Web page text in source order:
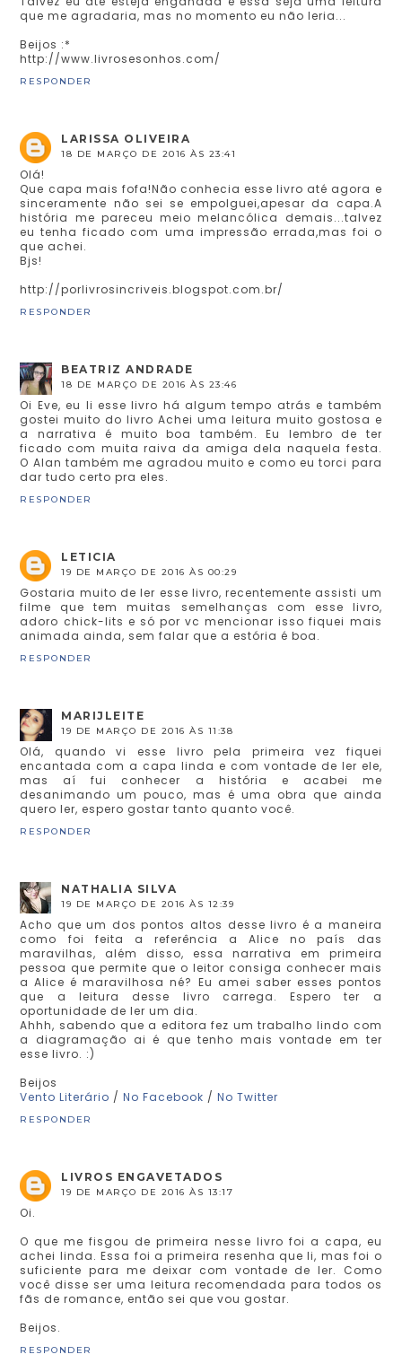
que me agradaria, mas no momento eu não leria...
Beijos :*
http://www.livrosesonhos.com/
RESPONDER
LARISSA OLIVEIRA
18 DE MARÇO DE 2016 ÀS 23:41
Olá!
Que capa mais fofa!Não conhecia esse livro até agora e
sinceramente não sei se empolguei,apesar da capa.A
história me pareceu meio melancólica demais...talvez
eu tenha ficado com uma impressão errada,mas foi o
que achei.
Bjs!
http://porlivrosincriveis.blogspot.com.br/
RESPONDER
BEATRIZ ANDRADE
18 DE MARÇO DE 2016 ÀS 23:46
Oi Eve, eu li esse livro há algum tempo atrás e também
gostei muito do livro Achei uma leitura muito gostosa e
a narrativa é muito boa também. Eu lembro de ter
ficado com muita raiva da amiga dela naquela festa.
O Alan também me agradou muito e como eu torci para
dar tudo certo pra eles.
RESPONDER
LETICIA
19 DE MARÇO DE 2016 ÀS 00:29
Gostaria muito de ler esse livro, recentemente assisti um
filme que tem muitas semelhanças com esse livro,
adoro chick-lits e só por vc mencionar isso fiquei mais
animada ainda, sem falar que a estória é boa.
RESPONDER
MARIJLEITE
19 DE MARÇO DE 2016 ÀS 11:38
Olá, quando vi esse livro pela primeira vez fiquei
encantada com a capa linda e com vontade de ler ele,
mas aí fui conhecer a história e acabei me
desanimando um pouco, mas é uma obra que ainda
quero ler, espero gostar tanto quanto você.
RESPONDER
NATHALIA SILVA
19 DE MARÇO DE 2016 ÀS 12:39
Acho que um dos pontos altos desse livro é a maneira
como foi feita a referência a Alice no país das
maravilhas, além disso, essa narrativa em primeira
pessoa que permite que o leitor consiga conhecer mais
a Alice é maravilhosa né? Eu amei saber esses pontos
que a leitura desse livro carrega. Espero ter a
oportunidade de ler um dia.
Ahhh, sabendo que a editora fez um trabalho lindo com
a diagramação ai é que tenho mais vontade em ter
esse livro. :)
Beijos
Vento Literário /No Facebook /No Twitter
RESPONDER
LIVROS ENGAVETADOS
19 DE MARÇO DE 2016 ÀS 13:17
Oi.
O que me fisgou de primeira nesse livro foi a capa, eu
achei linda. Essa foi a primeira resenha que li, mas foi o
suficiente para me deixar com vontade de ler. Como
você disse ser uma leitura recomendada para todos os
fãs de romance, então sei que vou gostar.
Beijos.
RESPONDER